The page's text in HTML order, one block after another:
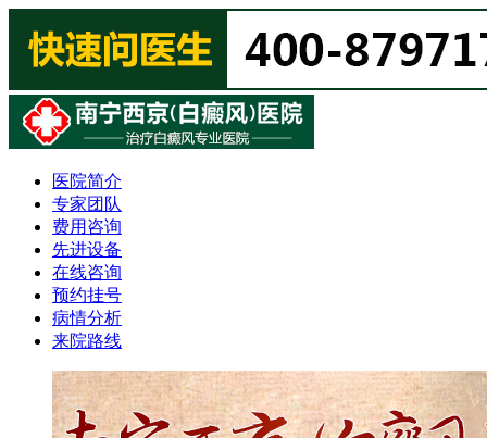
医院简介
专家团队
费用咨询
先进设备
在线咨询
预约挂号
病情分析
来院路线